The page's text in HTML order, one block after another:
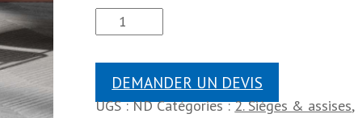
DEMANDER UN DEVIS
UGS :ND Catégories :2. Sièges & assises,